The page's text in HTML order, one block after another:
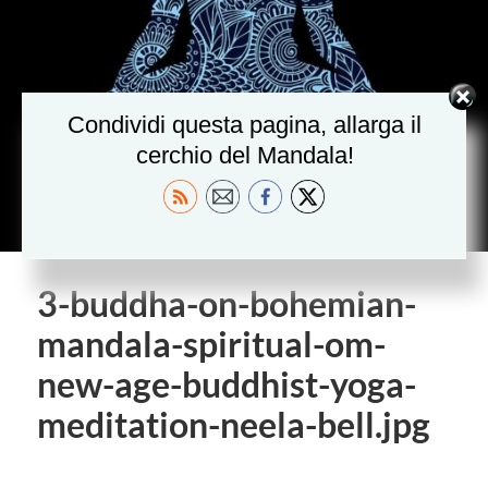
3-buddha-on-bohemian-
mandala-spiritual-om-
new-age-buddhist-yoga-
meditation-neela-bell.jpg
Condividi questa pagina, allarga il
cerchio del Mandala!